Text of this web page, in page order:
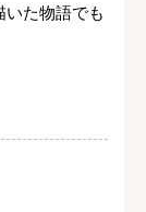
た物語でも